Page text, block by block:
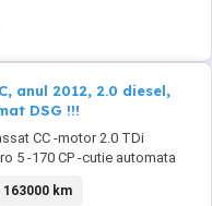
anul 2012, 2.0 diesel,
DSG !!!
CC -motor 2.0 TDi
5 -170 CP -cutie automata
- -sing assist -side assist -
163000 km